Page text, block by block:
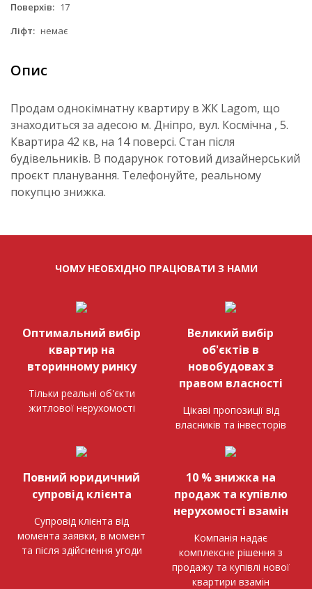
Поверхів: 17
Ліфт: немає
Опис
Продам однокімнатну квартиру в ЖК Lagom, що
знаходиться за адесою м. Дніпро, вул. Космічна , 5.
Квартира 42 кв, на 14 поверсі. Стан після
будівельників. В подарунок готовий дизайнерський
проєкт планування. Телефонуйте, реальному
покупцю знижка.
ЧОМУ НЕОБХІДНО ПРАЦЮВАТИ З НАМИ
Оптимальний вибір
квартир на
вторинному ринку
Тільки реальні об'єкти
житлової нерухомості
Великий вибір
об'єктів в
новобудовах з
правом власності
Цікаві пропозиції від
власників та інвесторів
Повний юридичний
супровід клієнта
Супровід клієнта від
момента заявки, в момент
та після здійснення угоди
10 % знижка на
продаж та купівлю
нерухомості взамін
Компанія надає
комплексне рішення з
продажу та купівлі нової
квартири взамін